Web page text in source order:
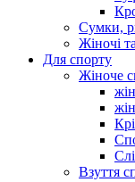
Сумки,
Жіночі
Для спорту
Жіноче
Взуття